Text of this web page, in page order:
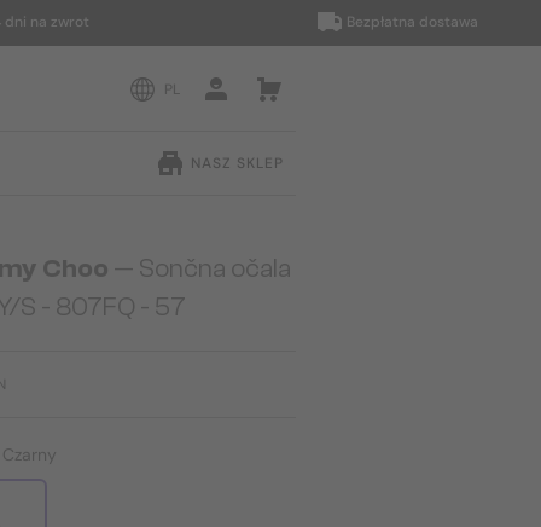
zwrot Bezpłatna dostawa
PL
NASZ SKLEP
Choo — Sončna očala
S - 807FQ - 57
Czarny